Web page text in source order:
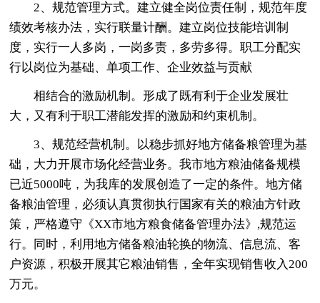
2、规范管理方式。建立健全岗位责任制，规范年度
绩效考核办法，实行联量计酬。建立岗位技能培训制
度，实行一人多岗，一岗多责，多劳多得。职工分配实
行以岗位为基础、单项工作、企业效益与贡献
相结合的激励机制。形成了既有利于企业发展壮
大，又有利于职工潜能发挥的激励和约束机制。
3、规范经营机制。以稳步抓好地方储备粮管理为基
础，大力开展市场化经营业务。我市地方粮油储备规模
已近5000吨，为我库的发展创造了一定的条件。地方储
备粮油管理，必须认真贯彻执行国家有关的粮油方针政
策，严格遵守《XX市地方粮食储备管理办法》,规范运
行。同时，利用地方储备粮油轮换的物流、信息流、客
户资源，积极开展其它粮油销售，全年实现销售收入200
万元。